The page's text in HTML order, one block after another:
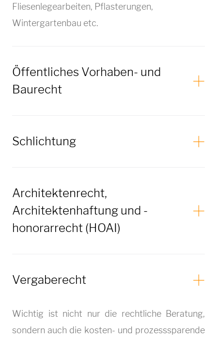
Fliesenlegearbeiten, Pflasterungen,
Wintergartenbau etc.
Öffentliches Vorhaben- und
Baurecht
Schlichtung
Architektenrecht,
Architektenhaftung und -
honorarrecht (HOAI)
Vergaberecht
Wichtig ist nicht nur die rechtliche Beratung,
sondern auch die kosten- und prozesssparende